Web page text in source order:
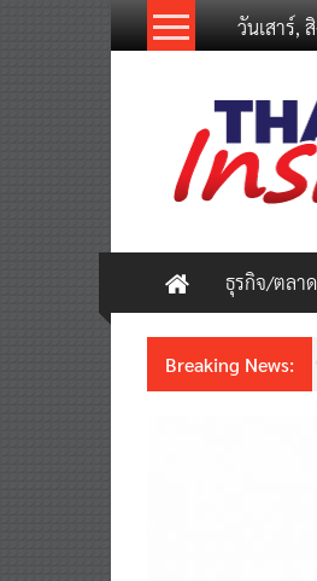
วันเสาร์,
Thailand
Inside
New
ธุรกิจ/ตลาด
Breaking News: